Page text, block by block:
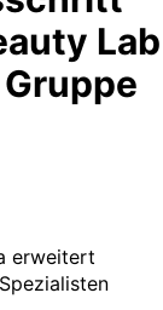
Lab
erweitert